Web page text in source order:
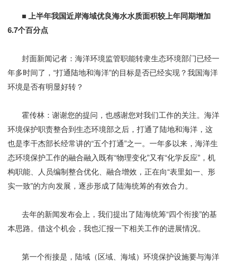
■ 上半年我国近岸海域优良海水水质面积较上年同期增加
6.7个百分点
封面新闻记者：海洋环境监管职能转隶生态环境部门已经一
年多时间了，“打通陆地和海洋”的目标是否已经实现？我国海洋
环境是否有明显好转？
霍传林：谢谢您的提问，也感谢您对我们工作的关注。海洋
环境保护职责整合到生态环境部之后，打通了陆地和海洋，这
也是李干杰部长经常讲的“五个打通”之一。一年多以来，海洋生
态环境保护工作的融合融入既有“物理变化”又有“化学反应”，机
构职能、人员编制整合优化、融合增效，正在向“表里如一、形
实一致”的方向发展，逐步形成了陆海统筹的有效合力。
去年的新闻发布会上，我们提出了陆海统筹“四个衔接”的基
本思路。借这个机会，我也汇报一下相关工作的进展情况。
第一个衔接是，陆域（区域、海域）环境保护设施要与海洋